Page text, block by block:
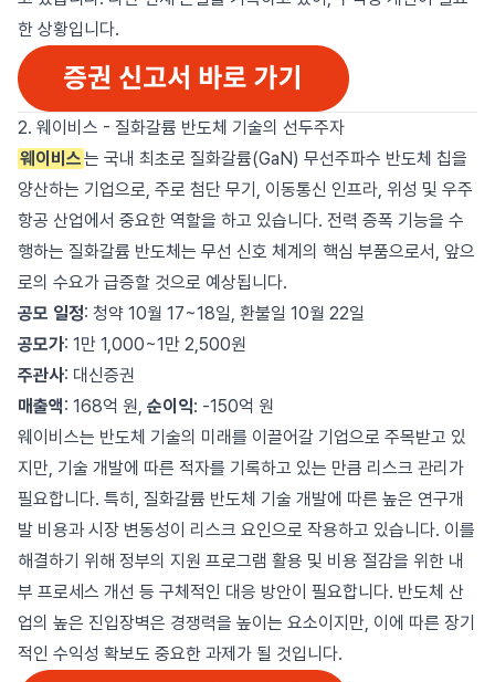
한 상황입니다.
2. 웨이비스 - 질화갈륨 반도체 기술의 선두주자
웨이비스는 국내 최초로 질화갈륨(GaN) 무선주파수 반도체 칩을
양산하는 기업으로, 주로 첨단 무기, 이동통신 인프라, 위성 및 우주
항공 산업에서 중요한 역할을 하고 있습니다. 전력 증폭 기능을 수
행하는 질화갈륨 반도체는 무선 신호 체계의 핵심 부품으로서, 앞으
로의 수요가 급증할 것으로 예상됩니다.
공모 일정: 청약 10월 17~18일, 환불일 10월 22일
공모가: 1만 1,000~1만 2,500원
주관사: 대신증권
매출액: 168억 원, 순이익: -150억 원
웨이비스는 반도체 기술의 미래를 이끌어갈 기업으로 주목받고 있
지만, 기술 개발에 따른 적자를 기록하고 있는 만큼 리스크 관리가
필요합니다. 특히, 질화갈륨 반도체 기술 개발에 따른 높은 연구개
발 비용과 시장 변동성이 리스크 요인으로 작용하고 있습니다. 이를
해결하기 위해 정부의 지원 프로그램 활용 및 비용 절감을 위한 내
부 프로세스 개선 등 구체적인 대응 방안이 필요합니다. 반도체 산
업의 높은 진입장벽은 경쟁력을 높이는 요소이지만, 이에 따른 장기
적인 수익성 확보도 중요한 과제가 될 것입니다.